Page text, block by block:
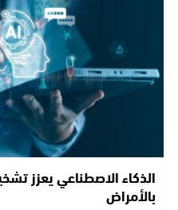
الذكاء الاصطناعي يعزز
بالأمراض